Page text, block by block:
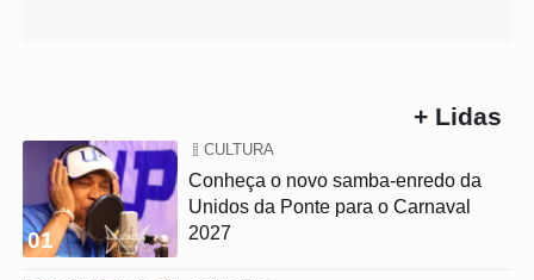
+ Lidas
01
CULTURA
Conheça o novo samba-enredo da
Unidos da Ponte para o Carnaval
2027